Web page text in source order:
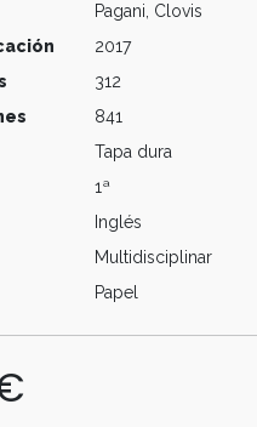
Pagani, Clovis
2017
312
841
Tapa dura
1ª
Inglés
Multidisciplinar
Papel